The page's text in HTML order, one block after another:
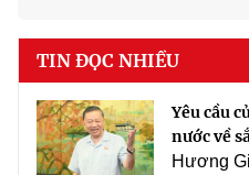
TIN ĐỌC NHIỀU
Yêu cầu
nước về
Hương